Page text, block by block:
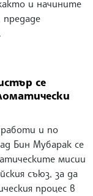
и начините
предаде
се
и по
Бин Мубарак се
мисии
съюз, за да
процес в